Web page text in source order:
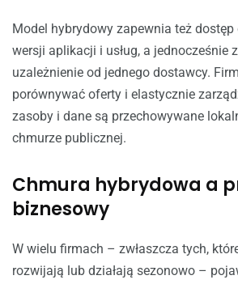
Model hybrydowy zapewnia też
wersji aplikacji i usług, a jednocześnie
uzależnienie od jednego dostawcy.
porównywać oferty i elastycznie
zasoby i dane są przechowywane
chmurze publicznej.
Chmura hybrydowa a
biznesowy
W wielu firmach – zwłaszcza tych,
rozwijają lub działają sezonowo –